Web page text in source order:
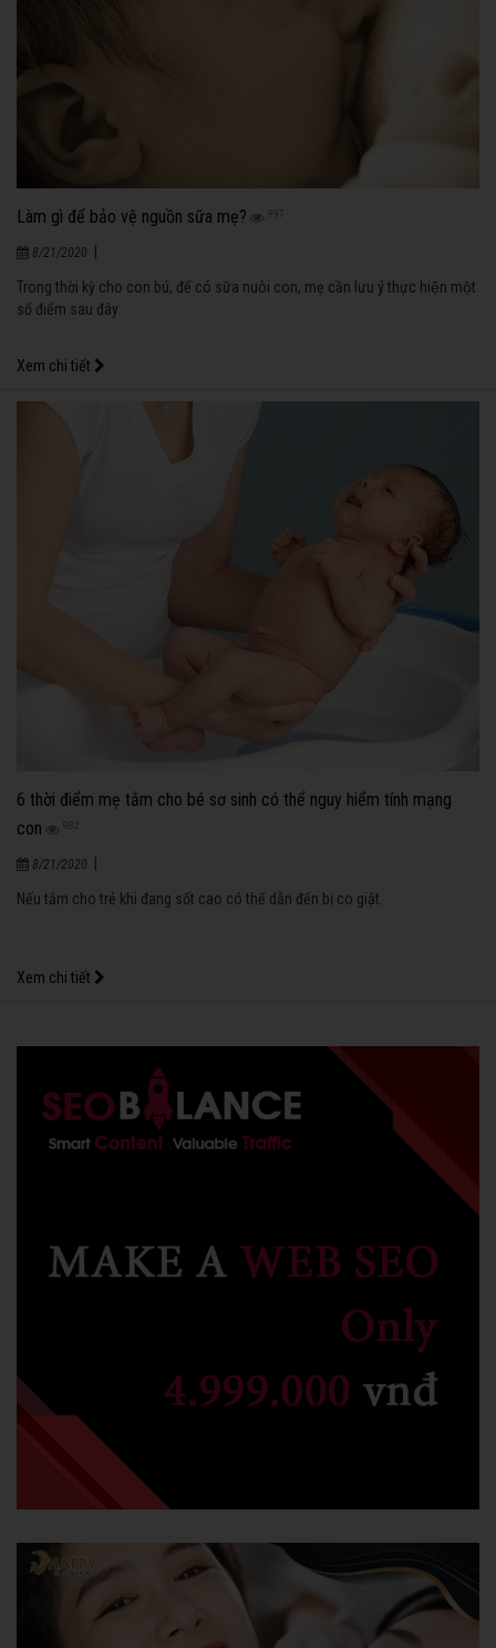
Làm gì để bảo vệ nguồn sữa mẹ? 997
8/21/2020
Trong thời kỳ cho con bú, để có sữa nuôi con, mẹ cần lưu ý thực hiện một
số điểm sau đây:
Xem chi tiết
6 thời điểm mẹ tắm cho bé sơ sinh có thể nguy hiểm tính mạng
con
982
8/21/2020
Nếu tắm cho trẻ khi đang sốt cao có thể dẫn đến bị co giật.
Xem chi tiết